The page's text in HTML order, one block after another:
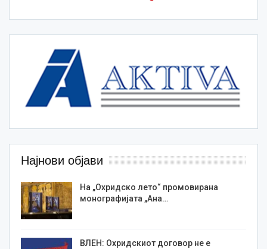
Најнови објави
На „Охридско лето“ промовирана
монографијата „Ана…
ВЛЕН: Охридскиот договор не е